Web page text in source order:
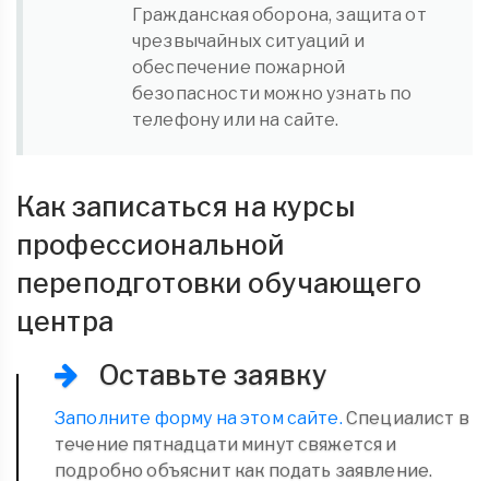
Гражданская оборона, защита от
чрезвычайных ситуаций и
обеспечение пожарной
безопасности можно узнать по
телефону или на сайте.
Как записаться на курсы
профессиональной
переподготовки обучающего
центра
Оставьте заявку
Заполните форму на этом сайте. Специалист в
течение пятнадцати минут свяжется и
подробно объяснит как подать заявление.